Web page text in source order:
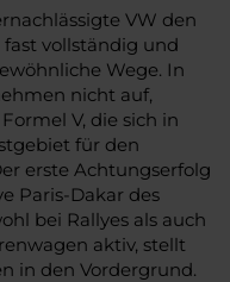
VW den
vollständig und
Wege. In
nicht auf,
V, die sich in
für den
erste Achtungserfolg
Paris-Dakar des
bei Rallyes als auch
aktiv, stellt
in den Vordergrund.